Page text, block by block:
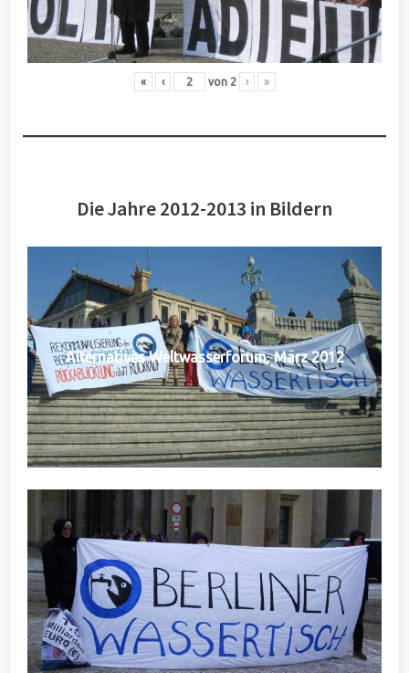
« ‹ von 2 › »
Die Jahre 2012-2013 in Bildern
Alternatives Weltwasserforum, März 2012